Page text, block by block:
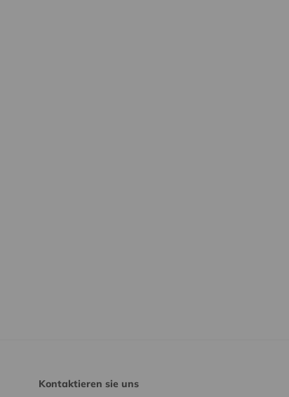
Kontaktieren sie uns